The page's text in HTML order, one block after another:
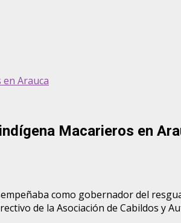
Arauca
Macarieros en
como gobernador del
de la Asociación de Cabildos y